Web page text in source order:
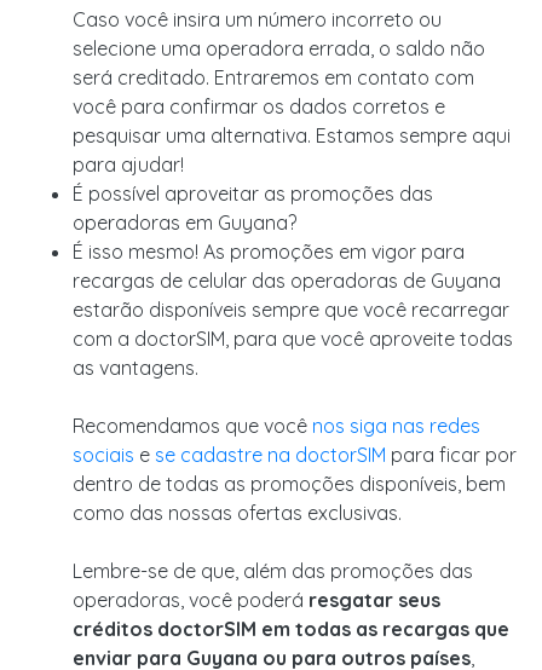
Caso você insira um número incorreto ou
selecione uma operadora errada, o saldo não
será creditado. Entraremos em contato com
você para confirmar os dados corretos e
pesquisar uma alternativa. Estamos sempre aqui
para ajudar!
É possível aproveitar as promoções das
operadoras em Guyana?
É isso mesmo! As promoções em vigor para
recargas de celular das operadoras de Guyana
estarão disponíveis sempre que você recarregar
com a doctorSIM, para que você aproveite todas
as vantagens.
Recomendamos que você nos siga nas redes
sociais e se cadastre na doctorSIM para ficar por
dentro de todas as promoções disponíveis, bem
como das nossas ofertas exclusivas.
Lembre-se de que, além das promoções das
operadoras, você poderá resgatar seus
créditos doctorSIM em todas as recargas que
enviar para Guyana ou para outros países,